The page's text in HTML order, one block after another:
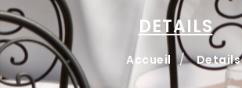
DETAILS
Accueil / Details